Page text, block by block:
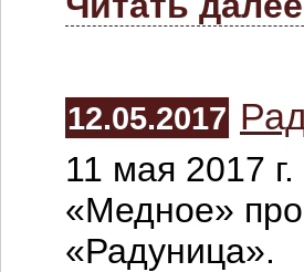
12.05.2017
11 мая 2017
«Медное»
«Радуница».